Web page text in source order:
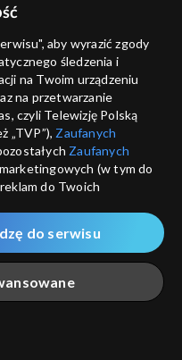
kulturalne
kulturalne
aby wyrazić zgody
śledzenia i
na Twoim urządzeniu
na przetwarzanie
czyli Telewizję Polską
„TVP”), Zaufanych
Zaufanych
(w tym do
do Twoich
na udostępnianie
odwiedzania przez
zwanych dalej
za pomocą
do serwisu